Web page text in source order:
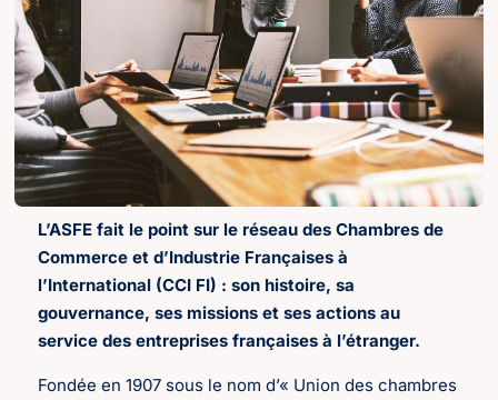
L’ASFE fait le point sur le réseau des Chambres de
Commerce et d’Industrie Françaises à
l’International (CCI FI) : son histoire, sa
gouvernance, ses missions et ses actions au
service des entreprises françaises à l’étranger.
Fondée en 1907 sous le nom d’« Union des chambres